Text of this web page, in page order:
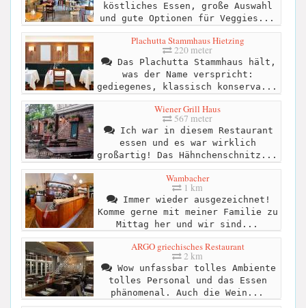
köstliches Essen, große Auswahl
und gute Optionen für Veggies...
Plachutta Stammhaus Hietzing
220 meter
Das Plachutta Stammhaus hält,
was der Name verspricht:
gediegenes, klassisch konserva...
Wiener Grill Haus
567 meter
Ich war in diesem Restaurant
essen und es war wirklich
großartig! Das Hähnchenschnitz...
Wambacher
1 km
Immer wieder ausgezeichnet!
Komme gerne mit meiner Familie zu
Mittag her und wir sind...
ARGO griechisches Restaurant
2 km
Wow unfassbar tolles Ambiente
tolles Personal und das Essen
phänomenal. Auch die Wein...